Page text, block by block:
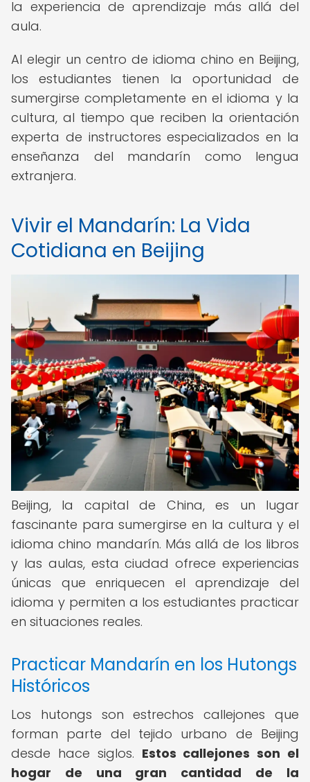
la experiencia de aprendizaje más allá del
aula.
Al elegir un centro de idioma chino en Beijing,
los estudiantes tienen la oportunidad de
sumergirse completamente en el idioma y la
cultura, al tiempo que reciben la orientación
experta de instructores especializados en la
enseñanza del mandarín como lengua
extranjera.
Vivir el Mandarín: La Vida
Cotidiana en Beijing
Beijing, la capital de China, es un lugar
fascinante para sumergirse en la cultura y el
idioma chino mandarín. Más allá de los libros
y las aulas, esta ciudad ofrece experiencias
únicas que enriquecen el aprendizaje del
idioma y permiten a los estudiantes practicar
en situaciones reales.
Practicar Mandarín en los Hutongs
Históricos
Los hutongs son estrechos callejones que
forman parte del tejido urbano de Beijing
desde hace siglos. Estos callejones son el
hogar de una gran cantidad de la